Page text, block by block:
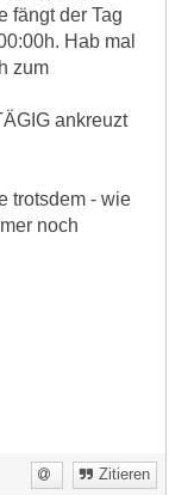
fängt der Tag
Hab mal
zum
ankreuzt
trotsdem - wie
noch
Zitieren